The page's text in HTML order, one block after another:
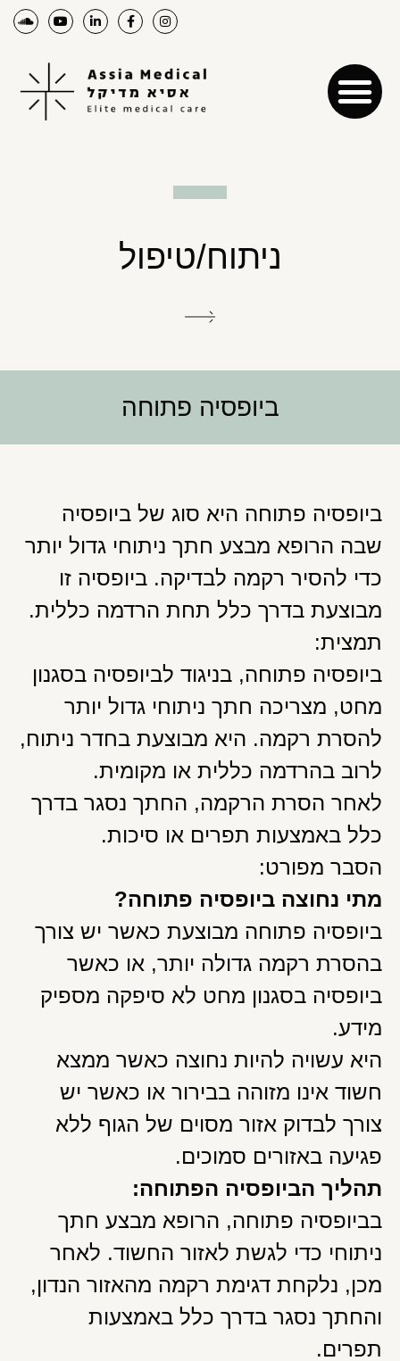
ניתוח/טיפול
ביופסיה פתוחה
ביופסיה פתוחה היא סוג של ביופסיה
שבה הרופא מבצע חתך ניתוחי גדול יותר
כדי להסיר רקמה לבדיקה. ביופסיה זו
מבוצעת בדרך כלל תחת הרדמה כללית.
תמצית:
ביופסיה פתוחה, בניגוד לביופסיה בסגנון
מחט, מצריכה חתך ניתוחי גדול יותר
להסרת רקמה. היא מבוצעת בחדר ניתוח,
לרוב בהרדמה כללית או מקומית.
לאחר הסרת הרקמה, החתך נסגר בדרך
כלל באמצעות תפרים או סיכות.
הסבר מפורט:
מתי נחוצה ביופסיה פתוחה?
ביופסיה פתוחה מבוצעת כאשר יש צורך
בהסרת רקמה גדולה יותר, או כאשר
ביופסיה בסגנון מחט לא סיפקה מספיק
מידע.
היא עשויה להיות נחוצה כאשר ממצא
חשוד אינו מזוהה בבירור או כאשר יש
צורך לבדוק אזור מסוים של הגוף ללא
פגיעה באזורים סמוכים.
תהליך הביופסיה הפתוחה:
בביופסיה פתוחה, הרופא מבצע חתך
ניתוחי כדי לגשת לאזור החשוד. לאחר
מכן, נלקחת דגימת רקמה מהאזור הנדון,
והחתך נסגר בדרך כלל באמצעות
תפרים.